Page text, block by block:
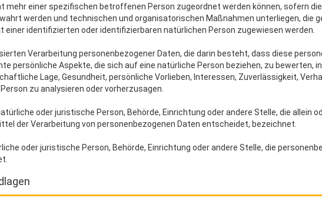
mehr einer spezifischen betroffenen Person zugeordnet werden können, sofern
werden und technischen und organisatorischen Maßnahmen unterliegen, die
einer identifizierten oder identifizierbaren natürlichen Person zugewiesen werden.
Verarbeitung personenbezogener Daten, die darin besteht, dass diese
persönliche Aspekte, die sich auf eine natürliche Person beziehen, zu bewerten,
Lage, Gesundheit, persönliche Vorlieben, Interessen, Zuverlässigkeit,
zu analysieren oder vorherzusagen.
oder juristische Person, Behörde, Einrichtung oder andere Stelle, die allein
der Verarbeitung von personenbezogenen Daten entscheidet, bezeichnet.
oder juristische Person, Behörde, Einrichtung oder andere Stelle, die